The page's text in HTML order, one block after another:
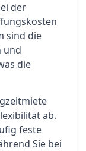
der
sind die
und
die
ab.
feste
Sie bei